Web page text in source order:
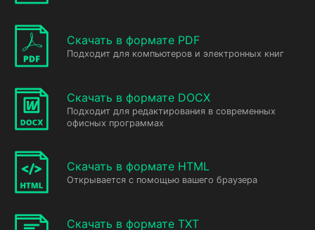
Скачать в формате PDF
Подходит для компьютеров и электронных книг
Скачать в формате DOCX
Подходит для редактирования в современных
офисных программах
Скачать в формате HTML
Открывается с помощью вашего браузера
Скачать в формате TXT